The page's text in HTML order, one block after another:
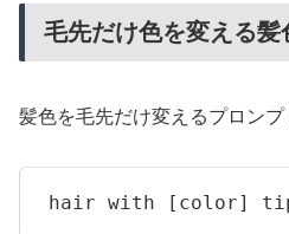
毛先だけ色を変える髪
髪色を毛先だけ変えるプロンプ
hair with [color]